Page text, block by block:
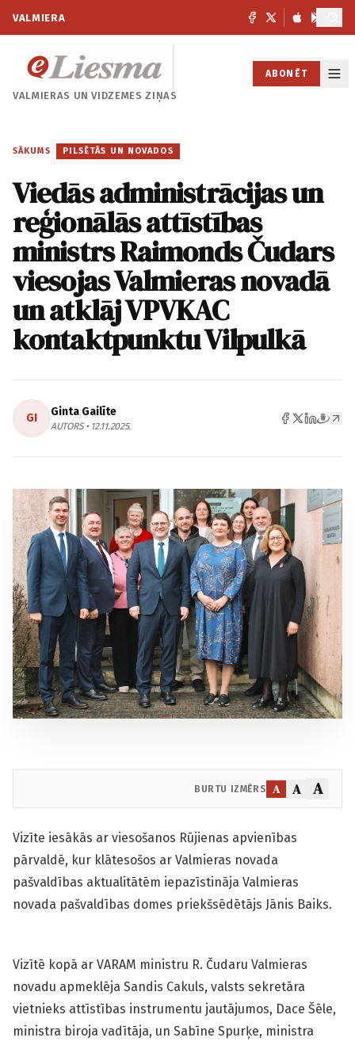
VALMIERA
VALMIERAS UNVIDZEMES ZIŅAS
ABONĒT
SĀKUMS / PILSĒTĀS UN NOVADOS
Viedās administrācijas un
reģionālās attīstības
ministrs Raimonds Čudars
viesojas Valmieras novadā
un atklāj VPVKAC
kontaktpunktu Vilpulkā
GI Ginta Gailīte
AUTORS • 12.11.2025.
BURTU IZMĒRS A A A
Vizīte iesākās ar viesošanos Rūjienas apvienības
pārvaldē, kur klāt­esošos ar Valmieras novada
pašvaldības aktualitātēm iepazīstināja Valmieras
novada pašvaldības domes priekšsēdētājs Jānis Baiks.
Vizītē kopā ar VARAM ministru R. Čudaru Valmieras
novadu apmeklēja Sandis Cakuls, valsts sekretāra
vietnieks attīstības instrumentu jautājumos, Dace Šēle,
ministra biroja vadītāja, un Sabīne Spurķe, ministra